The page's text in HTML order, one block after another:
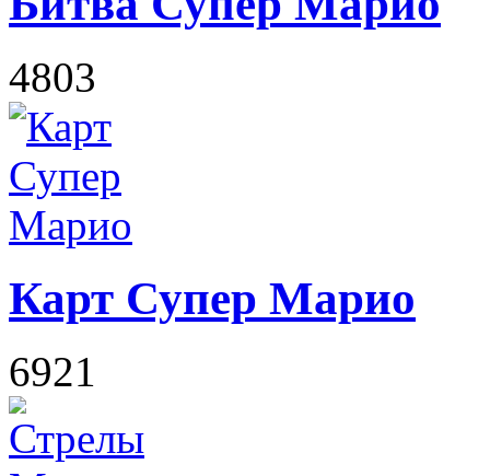
4803
Карт Супер Марио
6921